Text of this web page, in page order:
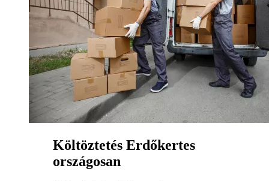
Költöztetés Erdőkertes
országosan